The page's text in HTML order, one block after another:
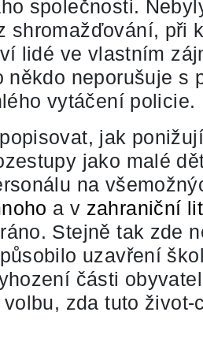
společnosti.
shromažďování, při
lidé ve vlastním
někdo neporušuje s
vytáčení policie.
jak
jako malé
na
a v zahraniční
Stejně tak zde
uzavření
části
volbu, zda tuto